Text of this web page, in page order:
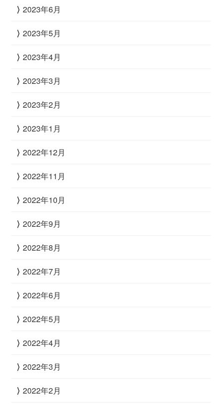
2023年6月
2023年5月
2023年4月
2023年3月
2023年2月
2023年1月
2022年12月
2022年11月
2022年10月
2022年9月
2022年8月
2022年7月
2022年6月
2022年5月
2022年4月
2022年3月
2022年2月